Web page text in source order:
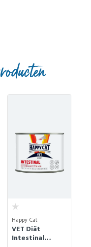
Happy Cat
VET Diät
Intestinal